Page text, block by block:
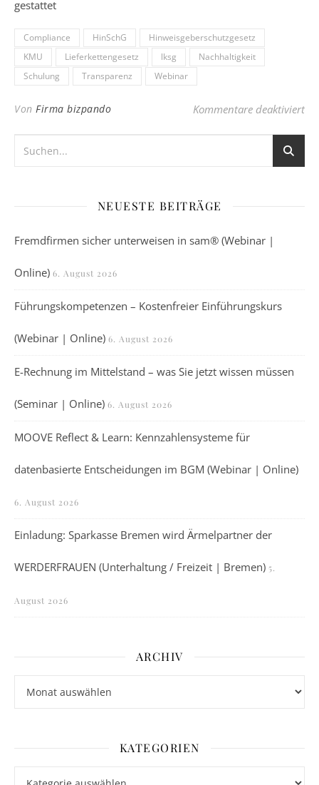
gestattet
Compliance HinSchG
Hinweisgeberschutzgesetz
KMU
Lieferkettengesetz lksg
Nachhaltigkeit
Schulung
Transparenz Webinar
Von Firma bizpando Kommentare deaktiviertfür
NEUESTE BEITRÄGE
Fremdfirmen sicher unterweisen in sam® (Webinar |
Online) 6. August 2026
Führungskompetenzen – Kostenfreier Einführungskurs
(Webinar | Online) 6. August 2026
E-Rechnung im Mittelstand – was Sie jetzt wissen müssen
(Seminar | Online) 6. August 2026
MOOVE Reflect & Learn: Kennzahlensysteme für
datenbasierte Entscheidungen im BGM (Webinar | Online)
6. August 2026
Einladung: Sparkasse Bremen wird Ärmelpartner der
WERDERFRAUEN (Unterhaltung / Freizeit | Bremen) 5.
August 2026
ARCHIV
KATEGORIEN